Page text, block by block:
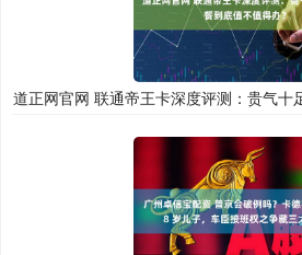
道正网官网 联通帝王卡深度评测：贵气十